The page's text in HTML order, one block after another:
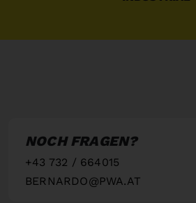
NOCH FRAGEN?
+43 732 / 664015
BERNARDO@PWA.AT